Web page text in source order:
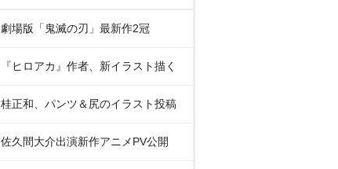
劇場版「鬼滅の刃」最新作2冠
『ヒロアカ』作者、新イラスト描く
桂正和、パンツ＆尻のイラスト投稿
佐久間大介出演新作アニメPV公開